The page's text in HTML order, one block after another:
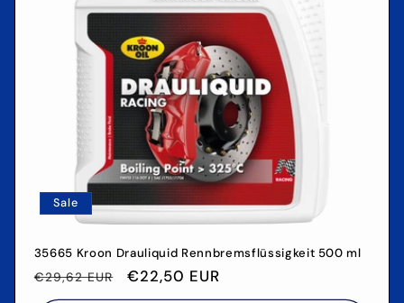
Sale
35665 Kroon Drauliquid Rennbremsflüssigkeit 500 ml
Normaler
Preis
€29,62 EUR Verkaufspreis
€22,50 EUR